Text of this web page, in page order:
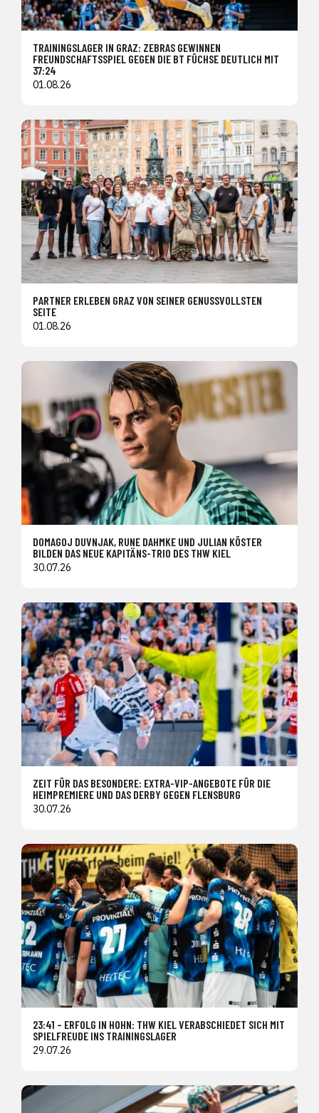
TRAININGSLAGER IN GRAZ: ZEBRAS GEWINNEN
FREUNDSCHAFTSSPIEL GEGEN DIE BT FÜCHSE DEUTLICH MIT
37:24
01.08.26
PARTNER ERLEBEN GRAZ VON SEINER GENUSSVOLLSTEN
SEITE
01.08.26
DOMAGOJ DUVNJAK, RUNE DAHMKE UND JULIAN KÖSTER
BILDEN DAS NEUE KAPITÄNS-TRIO DES THW KIEL
30.07.26
ZEIT FÜR DAS BESONDERE: EXTRA-VIP-ANGEBOTE FÜR DIE
HEIMPREMIERE UND DAS DERBY GEGEN FLENSBURG
30.07.26
23:41 – ERFOLG IN HOHN: THW KIEL VERABSCHIEDET SICH MIT
SPIELFREUDE INS TRAININGSLAGER
29.07.26